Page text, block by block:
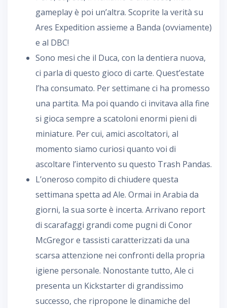
gameplay è poi un’altra. Scoprite la verità su
Ares Expedition assieme a Banda (ovviamente)
e al DBC!
Sono mesi che il Duca, con la dentiera nuova,
ci parla di questo gioco di carte. Quest’estate
l’ha consumato. Per settimane ci ha promesso
una partita. Ma poi quando ci invitava alla fine
si gioca sempre a scatoloni enormi pieni di
miniature. Per cui, amici ascoltatori, al
momento siamo curiosi quanto voi di
ascoltare l’intervento su questo Trash Pandas.
L’oneroso compito di chiudere questa
settimana spetta ad Ale. Ormai in Arabia da
giorni, la sua sorte è incerta. Arrivano report
di scarafaggi grandi come pugni di Conor
McGregor e tassisti caratterizzati da una
scarsa attenzione nei confronti della propria
igiene personale. Nonostante tutto, Ale ci
presenta un Kickstarter di grandissimo
successo, che ripropone le dinamiche del